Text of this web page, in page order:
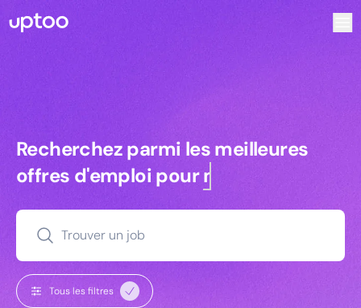
Recherchez parmi les meilleures
Recherchez parmi les meilleures
offres d'emploi pourmanagers
Trouver un job
Tous les filtres